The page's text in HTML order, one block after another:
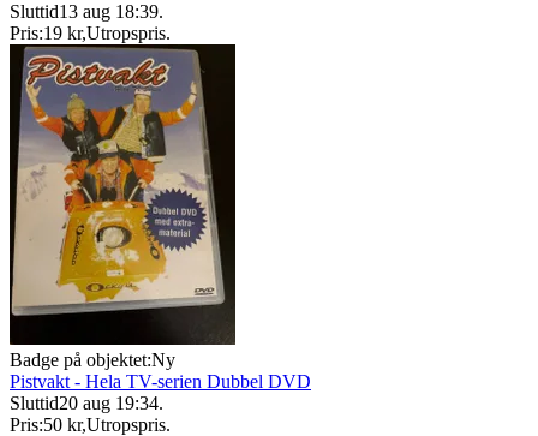
Sluttid13 aug 18:39.
Pris:19 kr,Utropspris.
Badge på objektet:Ny
Pistvakt - Hela TV-serien Dubbel DVD
Sluttid20 aug 19:34.
Pris:50 kr,Utropspris.